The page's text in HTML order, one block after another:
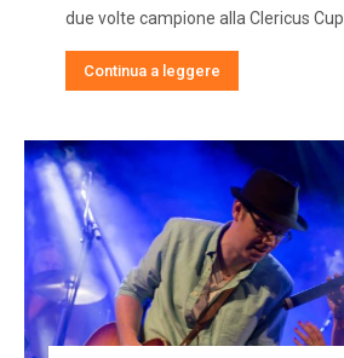
due volte campione alla Clericus Cup.
Continua a leggere